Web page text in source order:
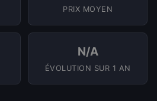
PRIX MOYEN
N/A
ÉVOLUTION SUR 1 AN